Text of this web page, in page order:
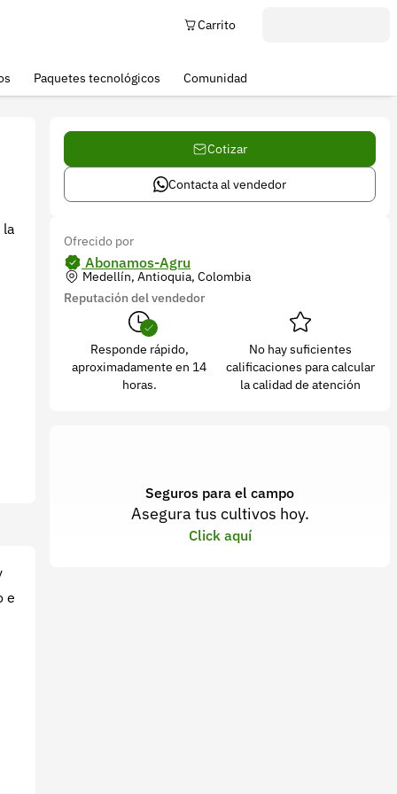
Carrito
Paquetes tecnológicos Comunidad
la
e
Cotizar
Contacta al vendedor
Ofrecido por
Abonamos-Agru
Medellín, Antioquia, Colombia
Reputación del vendedor
Responde rápido,
aproximadamente en 14
horas.
No hay suficientes
calificaciones para calcular
la calidad de atención
Seguros para el campo
Asegura tus cultivos hoy.
Click aquí